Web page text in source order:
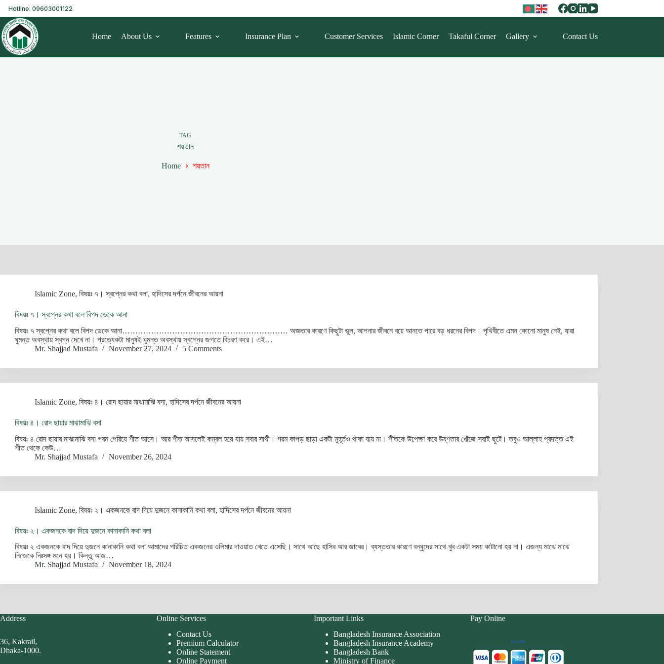
Hotline: 09603001122
Home About Us Features Insurance Plan Customer Services Islamic Corner Takaful Corner Gallery Contact Us
TAG
শয়তান
Home শয়তান
Islamic Zone, বিষয়ঃ ৭। স্বপ্নের কথা বলা, হাদিসের দর্পনে জীবনের আয়না
বিষয়ঃ ৭। স্বপ্নের কথা বলে বিপদ ডেকে আনা
বিষয়ঃ ৭ স্বপ্নের কথা বলে বিপদ ডেকে আনা……………………………………………………… অজ্ঞতার কারণে কিছুটা ভুল, আপনার জীবনে বয়ে আনতে পারে বড় ধরনের বিপদ। পৃথিবীতে এমন কোনো মানুষ নেই, যারা
ঘুমন্ত অবস্থায় স্বপ্ন দেখে না। প্রত্যেকটা মানুষই ঘুমন্ত অবস্থায় স্বপ্নের জগতে বিচরণ করে। এই…
Mr. Shajjad Mustafa
November 27, 2024 5 Comments
Islamic Zone, বিষয়ঃ ৪। রোদ ছায়ার মাঝামাঝি বসা, হাদিসের দর্পনে জীবনের আয়না
বিষয়ঃ ৪। রোদ ছায়ার মাঝামাঝি বসা
বিষয়ঃ ৪ রোদ ছায়ার মাঝামাঝি বসা গরম পেরিয়ে শীত আসে। আর শীত আসলেই কম্বল হয়ে যায় সবার সাথী। গরম কাপড় ছাড়া একটা মুহূর্তও থাকা যায় না। শীতকে উপেক্ষা করে উষ্ণতার খোঁজে সবাই ছুটে। তবুও আল্লাহ প্রদত্ত এই
শীত থেকে কেউ…
Mr. Shajjad Mustafa
November 26, 2024
Islamic Zone, বিষয়ঃ ২। একজনকে বাদ দিয়ে দুজনে কানাকানি কথা বলা, হাদিসের দর্পনে জীবনের আয়না
বিষয়ঃ ২। একজনকে বাদ দিয়ে দুজনে কানাকানি কথা বলা
বিষয়ঃ ২ একজনকে বাদ দিয়ে দুজনে কানাকানি কথা বলা আমাদের পরিচিত একজনের ওলিমার দাওয়াত খেতে এসেছি। সাথে আছে হাসিব আর জাবের। ব্যস্ততার কারণে বন্ধুদের সাথে খুব একটা সময় কাটানো হয় না। এজন্য মাঝে মাঝে
নিজেকে নিঃসঙ্গ মনে হয়। কিন্তু আজ…
Mr. Shajjad Mustafa
November 18, 2024
Address
36, Kakrail,
Dhaka-1000.
Online Services
Contact Us
Premium Calculator
Online Statement
Online Payment
Important Links
Bangladesh Insurance Association
Bangladesh Insurance Academy
Bangladesh Bank
Ministry of Finance
Pay Online